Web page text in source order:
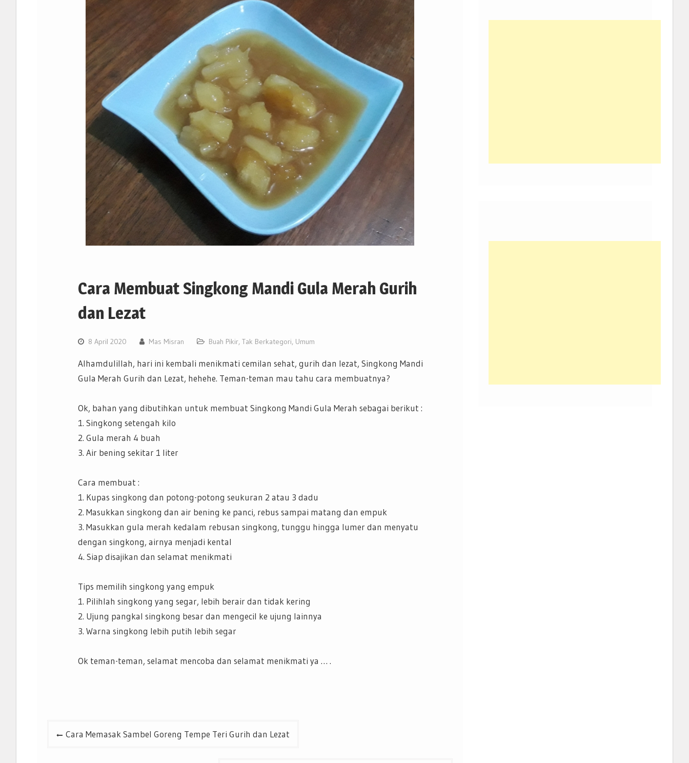
Cara Membuat Singkong Mandi Gula Merah Gurih
dan Lezat
8 April 2020 Mas Misran Buah Pikir, Tak Berkategori, Umum
Alhamdulillah, hari ini kembali menikmati cemilan sehat, gurih dan lezat, Singkong Mandi
Gula Merah Gurih dan Lezat, hehehe. Teman-teman mau tahu cara membuatnya?
Ok, bahan yang dibutihkan untuk membuat Singkong Mandi Gula Merah sebagai berikut :
1. Singkong setengah kilo
2. Gula merah 4 buah
3. Air bening sekitar 1 liter
Cara membuat :
1. Kupas singkong dan potong-potong seukuran 2 atau 3 dadu
2. Masukkan singkong dan air bening ke panci, rebus sampai matang dan empuk
3. Masukkan gula merah kedalam rebusan singkong, tunggu hingga lumer dan menyatu
dengan singkong, airnya menjadi kental
4. Siap disajikan dan selamat menikmati
Tips memilih singkong yang empuk
1. Pilihlah singkong yang segar, lebih berair dan tidak kering
2. Ujung pangkal singkong besar dan mengecil ke ujung lainnya
3. Warna singkong lebih putih lebih segar
Ok teman-teman, selamat mencoba dan selamat menikmati ya … .
Navigasi
Cara Memasak Sambel Goreng Tempe Teri Gurih dan Lezat